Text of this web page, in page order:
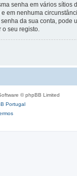
senha em vários sítios
em nenhuma
da sua conta, pode
seu registo.
© phpBB Limited
Portugal